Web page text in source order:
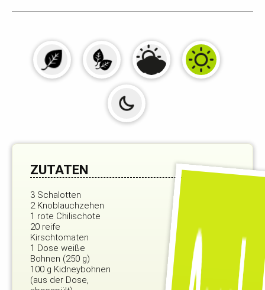
ZUTATEN
3 Schalotten
2 Knoblauchzehen
1 rote Chilischote
20 reife
Kirschtomaten
1 Dose weiße
Bohnen (250 g)
100 g Kidneybohnen
(aus der Dose,